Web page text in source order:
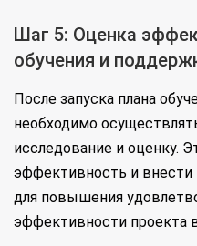
Шаг 5: Оценка
обучения и
После запуска плана
необходимо
исследование и оценку.
эффективность и
для повышения
эффективности проекта